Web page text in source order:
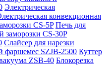
Электрическая
конвекционная
CS-5P Печь для
CS-30P
Слайсер для нарезки
фаршемес SZJB-2500 Куттер
ZSB-40 Блокорезка